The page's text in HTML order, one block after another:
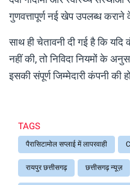
गुणवत्तापूर्ण नई खेप उपलब्ध कराने
साथ ही चेतावनी दी गई है कि
नहीं की, तो निविदा नियमों के
इसकी संपूर्ण जिम्मेदारी कंपनी की
TAGS
पैरासिटामोल सप्लाई में लापरवाही
रायपुर छत्तीसगढ़ छत्तीसगढ़ न्यूज़